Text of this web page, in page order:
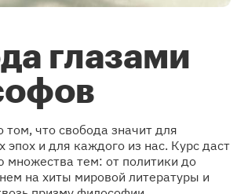
глазами
том, что свобода значит для
и для каждого из нас. Курс даст
тем: от политики до
на хиты мировой литературы и